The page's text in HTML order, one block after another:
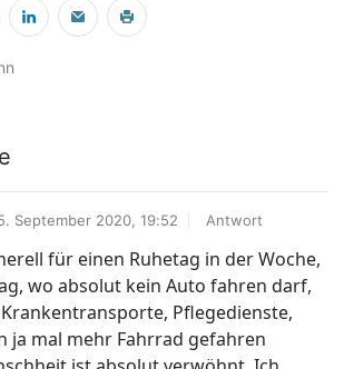
September 2020, 19:52 Antwort
für einen Ruhetag in der Woche,
wo absolut kein Auto fahren darf,
Pflegedienste,
ja mal mehr Fahrrad gefahren